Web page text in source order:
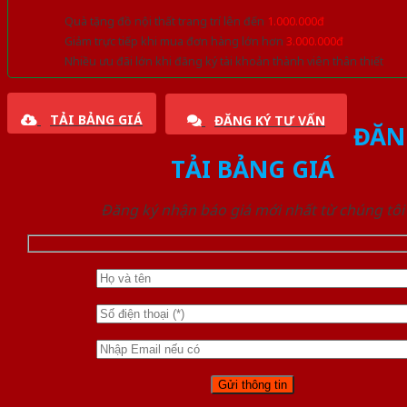
Quà tặng đồ nội thất trang trí lên đến 1.000.000đ
Giảm trực tiếp khi mua đơn hàng lớn hơn 3.000.000đ
Nhiều ưu đãi lớn khi đăng ký tài khoản thành viên thân thiết
TẢI BẢNG GIÁ ĐĂNG KÝ TƯ VẤN
TẢI BẢNG GIÁ
Đăng ký nhận báo giá mới nhất từ chúng tôi